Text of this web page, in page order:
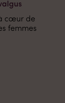
cœur de
femmes